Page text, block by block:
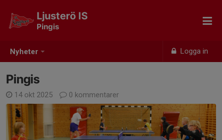
Nyheter Logga in
Ljusterö IS
Pingis
Pingis
14 okt 2025 0 kommentarer